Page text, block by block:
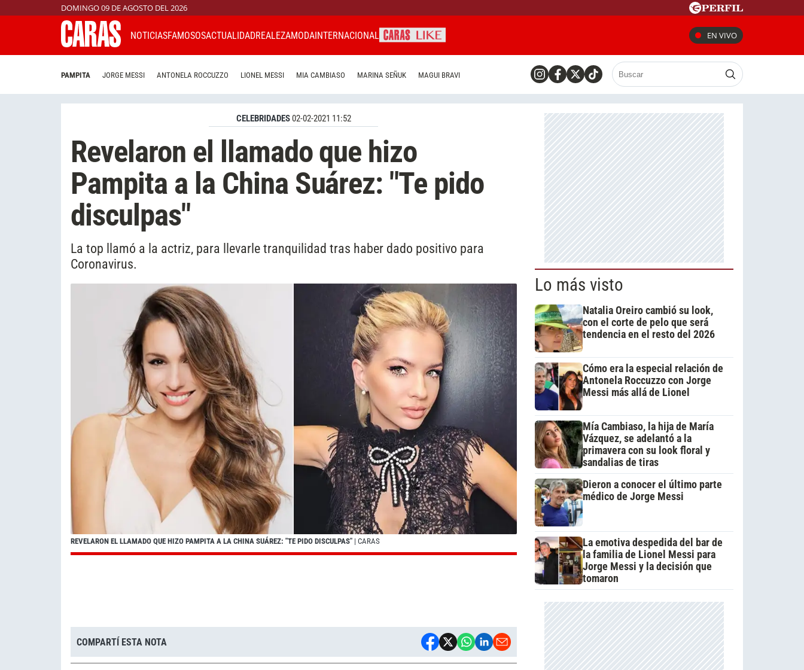
DOMINGO 09 DE AGOSTO DEL 2026
NOTICIASFAMOSOSACTUALIDADREALEZAMODAINTERNACIONAL EN VIVO
PAMPITA JORGE MESSI ANTONELA ROCCUZZO LIONEL MESSI MIA CAMBIASO MARINA SEÑUK MAGUI BRAVI
CELEBRIDADES02-02-2021 11:52
Revelaron el llamado que hizo
Pampita a la China Suárez: "Te pido
disculpas"
La top llamó a la actriz, para llevarle tranquilidad tras haber dado positivo para
Coronavirus.
REVELARON EL LLAMADO QUE HIZO PAMPITA A LA CHINA SUÁREZ: "TE PIDO DISCULPAS" | CARAS
COMPARTÍ ESTA NOTA
Lo más visto
Natalia Oreiro cambió su look,
con el corte de pelo que será
tendencia en el resto del 2026
Cómo era la especial relación de
Antonela Roccuzzo con Jorge
Messi más allá de Lionel
Mía Cambiaso, la hija de María
Vázquez, se adelantó a la
primavera con su look floral y
sandalias de tiras
Dieron a conocer el último parte
médico de Jorge Messi
La emotiva despedida del bar de
la familia de Lionel Messi para
Jorge Messi y la decisión que
tomaron